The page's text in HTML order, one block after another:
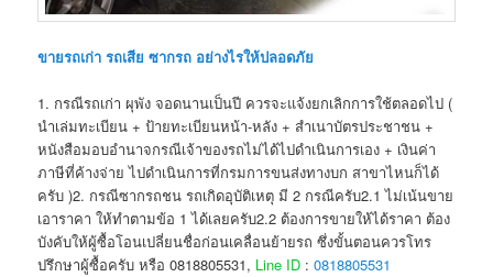
ขายรถเก่า รถเสีย ซากรถ อย่างไรให้ปลอดภัย
1. กรณีรถเก่า ผุพัง จอดนานเป็นปี ควรจะแจ้งยกเลิกการใช้ตลอดไป (
นำเล่มทะเบียน + ป้ายทะเบียนหน้า-หลัง + สำเนาบัตรประชาชน +
หนังสือมอบอำนาจกรณีเจ้าของรถไม่ได้ไปดำเนินการเอง + เงินค่า
ภาษีที่ค้างจ่าย ไปดำเนินการที่กรมการขนส่งทางบก สาขาไหนก็ได้
ครับ )2. กรณีซากรถชน รถเกิดอุบัติเหตุ มี 2 กรณีครับ2.1 ไม่เน้นขาย
เอาราคา ให้ทำตามข้อ 1 ได้เลยครับ2.2 ต้องการขายให้ได้ราคา ต้อง
บังคับให้ผู้ซื้อโอนเปลี่ยนชื่อก่อนเคลื่อนย้ายรถ ซึ่งขั้นตอนควรโทร
ปรึกษาผู้ซื้อครับ หรือ 0818805531, Line ID :0818805531